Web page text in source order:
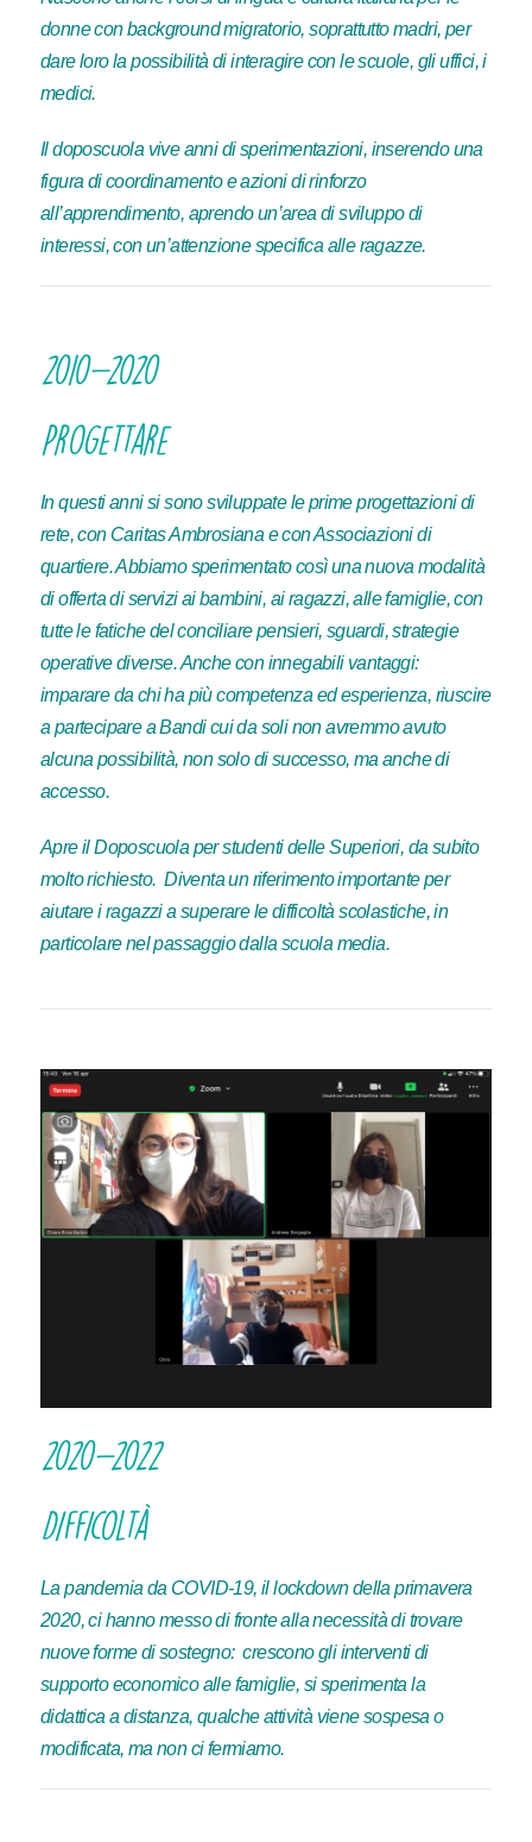
donne con background migratorio, soprattutto madri, per
dare loro la possibilità di interagire con le scuole, gli uffici, i
medici.
Il doposcuola vive anni di sperimentazioni, inserendo una
figura di coordinamento e azioni di rinforzo
all’apprendimento, aprendo un’area di sviluppo di
interessi, con un’attenzione specifica alle ragazze.
2010-2020
Progettare
In questi anni si sono sviluppate le prime progettazioni di
rete, con Caritas Ambrosiana e con Associazioni di
quartiere. Abbiamo sperimentato così una nuova modalità
di offerta di servizi ai bambini, ai ragazzi, alle famiglie, con
tutte le fatiche del conciliare pensieri, sguardi, strategie
operative diverse. Anche con innegabili vantaggi:
imparare da chi ha più competenza ed esperienza, riuscire
a partecipare a Bandi cui da soli non avremmo avuto
alcuna possibilità, non solo di successo, ma anche di
accesso.
Apre il Doposcuola per studenti delle Superiori, da subito
molto richiesto. Diventa un riferimento importante per
aiutare i ragazzi a superare le difficoltà scolastiche, in
particolare nel passaggio dalla scuola media.
2020-2022
Difficoltà
La pandemia da COVID-19, il lockdown della primavera
2020, ci hanno messo di fronte alla necessità di trovare
nuove forme di sostegno: crescono gli interventi di
supporto economico alle famiglie, si sperimenta la
didattica a distanza, qualche attività viene sospesa o
modificata, ma non ci fermiamo.